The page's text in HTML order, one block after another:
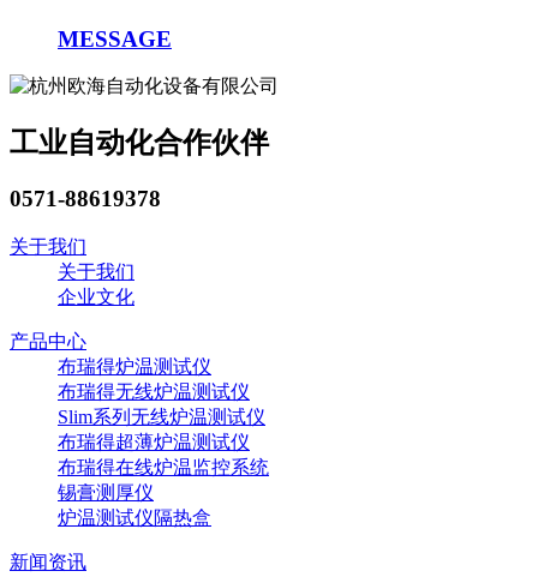
MESSAGE
工业自动化合作伙伴
0571-88619378
关于我们
关于我们
企业文化
产品中心
布瑞得炉温测试仪
布瑞得无线炉温测试仪
Slim系列无线炉温测试仪
布瑞得超薄炉温测试仪
布瑞得在线炉温监控系统
锡膏测厚仪
炉温测试仪隔热盒
新闻资讯